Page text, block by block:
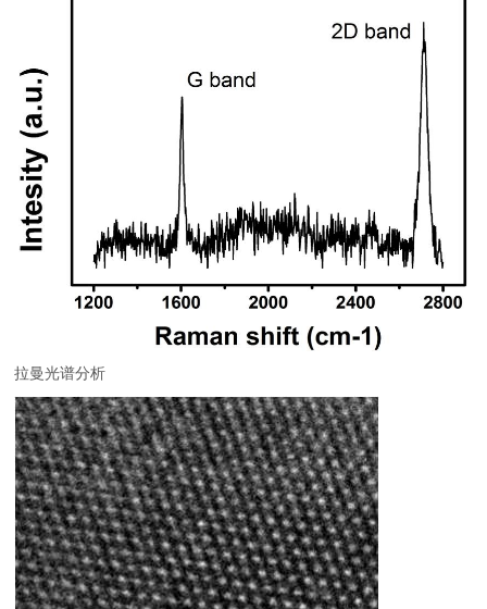
拉曼光谱分析